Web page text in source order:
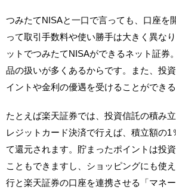
つみたてNISAと一口で言っても、口座を
って取引手数料や使い勝手は大きく異な
ットでつみたてNISAができるネット証券
品の扱いが多くあるからです。また、投
イントや金利の優遇を受けることができ
たとえば楽天証券では、投資信託の積み
レジットカード決済で行えば、積立額の1
て還元されます。貯まったポイントは投
こともできますし、ショッピングにも使
行と楽天証券の口座を連携させる「マネ